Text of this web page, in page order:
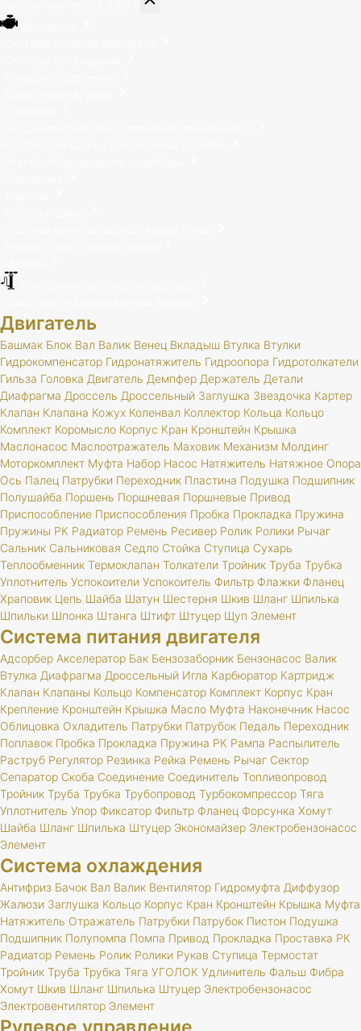
Двигатель
Башмак Блок Вал Валик Венец Вкладыш Втулка Втулки
Гидрокомпенсатор Гидронатяжитель Гидроопора Гидротолкатели
Гильза Головка Двигатель Демпфер Держатель Детали
Диафрагма Дроссель Дроссельный Заглушка Звездочка Картер
Клапан Клапана Кожух Коленвал Коллектор Кольца Кольцо
Комплект Коромысло Корпус Кран Кронштейн Крышка
Маслонасос Маслоотражатель Маховик Механизм Молдинг
Моторкомплект Муфта Набор Насос Натяжитель Натяжное Опора
Ось Палец Патрубки Переходник Пластина Подушка Подшипник
Полушайба Поршень Поршневая Поршневые Привод
Приспособление Приспособления Пробка Прокладка Пружина
Пружины РК Радиатор Ремень Ресивер Ролик Ролики Рычаг
Сальник Сальниковая Седло Стойка Ступица Сухарь
Теплообменник Термоклапан Толкатели Тройник Труба Трубка
Уплотнитель Успокоители Успокоитель Фильтр Флажки Фланец
Храповик Цепь Шайба Шатун Шестерня Шкив Шланг Шпилька
Шпильки Шпонка Штанга Штифт Штуцер Щуп Элемент
Система питания двигателя
Адсорбер Акселератор Бак Бензозаборник Бензонасос Валик
Втулка Диафрагма Дроссельный Игла Карбюратор Картридж
Клапан Клапаны Кольцо Компенсатор Комплект Корпус Кран
Крепление Кронштейн Крышка Масло Муфта Наконечник Насос
Облицовка Охладитель Патрубки Патрубок Педаль Переходник
Поплавок Пробка Прокладка Пружина РК Рампа Распылитель
Раструб Регулятор Резинка Рейка Ремень Рычаг Сектор
Сепаратор Скоба Соединение Соединитель Топливопровод
Тройник Труба Трубка Трубопровод Турбокомпрессор Тяга
Уплотнитель Упор Фиксатор Фильтр Фланец Форсунка Хомут
Шайба Шланг Шпилька Штуцер Экономайзер Электробензонасос
Элемент
Система охлаждения
Антифриз Бачок Вал Валик Вентилятор Гидромуфта Диффузор
Жалюзи Заглушка Кольцо Корпус Кран Кронштейн Крышка Муфта
Натяжитель Отражатель Патрубки Патрубок Пистон Подушка
Подшипник Полупомпа Помпа Привод Прокладка Проставка РК
Радиатор Ремень Ролик Ролики Рукав Ступица Термостат
Тройник Труба Трубка Тяга УГОЛОК Удлинитель Фальш Фибра
Хомут Шкив Шланг Шпилька Штуцер Электробензонасос
Электровентилятор Элемент